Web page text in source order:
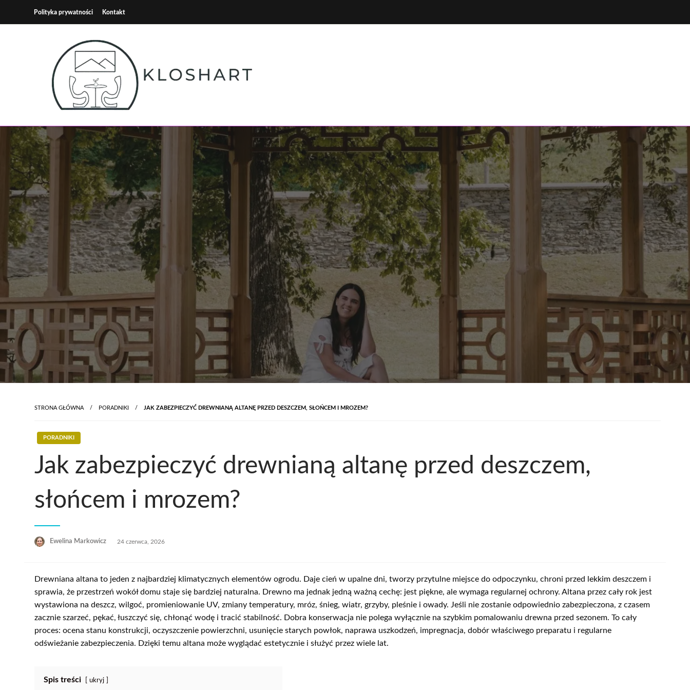
Polityka prywatności Kontakt
Kloshart
STRONA GŁÓWNA PORADNIKI JAK ZABEZPIECZYĆ DREWNIANĄ ALTANĘ PRZED DESZCZEM, SŁOŃCEM I MROZEM?
PORADNIKI
Jak zabezpieczyć drewnianą altanę przed deszczem,
słońcem i mrozem?
Ewelina Markowicz
Opublikowane
24 czerwca, 2026
Drewniana altana to jeden z najbardziej klimatycznych elementów ogrodu. Daje cień w upalne dni, tworzy przytulne miejsce do odpoczynku, chroni przed lekkim deszczem i
sprawia, że przestrzeń wokół domu staje się bardziej naturalna. Drewno ma jednak jedną ważną cechę: jest piękne, ale wymaga regularnej ochrony. Altana przez cały rok jest
wystawiona na deszcz, wilgoć, promieniowanie UV, zmiany temperatury, mróz, śnieg, wiatr, grzyby, pleśnie i owady. Jeśli nie zostanie odpowiednio zabezpieczona, z czasem
zacznie szarzeć, pękać, łuszczyć się, chłonąć wodę i tracić stabilność. Dobra konserwacja nie polega wyłącznie na szybkim pomalowaniu drewna przed sezonem. To cały
proces: ocena stanu konstrukcji, oczyszczenie powierzchni, usunięcie starych powłok, naprawa uszkodzeń, impregnacja, dobór właściwego preparatu i regularne
odświeżanie zabezpieczenia. Dzięki temu altana może wyglądać estetycznie i służyć przez wiele lat.
Spis treści ukryj